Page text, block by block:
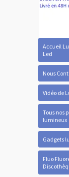
Accueil
Led
Nous
Vidéo de
Tous nos
lumineux
Gadgets
Fluo